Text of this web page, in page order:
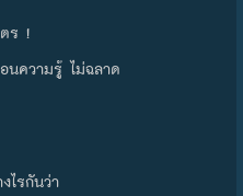
ร !
นความรู้ ไม่ฉลาด
ไรกันว่า